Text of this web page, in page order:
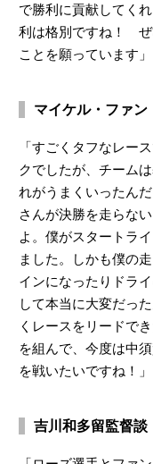
で勝利に貢献してく
利は格別ですね！ ぜ
ことを願っています」
マイケル・ファ
「すごくタフなレー
クでしたが、チーム
れがうまくいったん
さんが決勝を走らな
よ。僕がスタートラ
ました。しかも僕の
インになったりドラ
して本当に大変だっ
くレースをリードで
を組んで、今度は中
を戦いたいですね！」
吉川和多留監督談